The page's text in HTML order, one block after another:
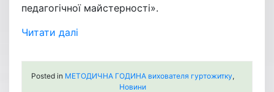
педагогічної майстерності».
Читати далі
Posted in МЕТОДИЧНА ГОДИНА вихователя гуртожитку,
Новини